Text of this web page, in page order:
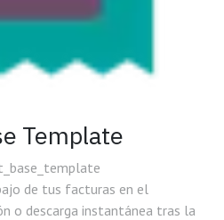
Template
de tus facturas en el
o descarga instantánea tras la